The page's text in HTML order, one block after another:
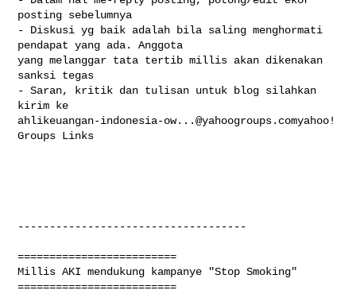
posting sebelumnya
- Diskusi yg baik adalah bila saling menghormati
pendapat yang ada. Anggota
yang melanggar tata tertib millis akan dikenakan
sanksi tegas
- Saran, kritik dan tulisan untuk blog silahkan
ahlikeuangan-indonesia-ow...@yahoogroups.comyahoo!
Groups Links
------------------------------------
=========================
Millis AKI mendukung kampanye "Stop Smoking"
=========================